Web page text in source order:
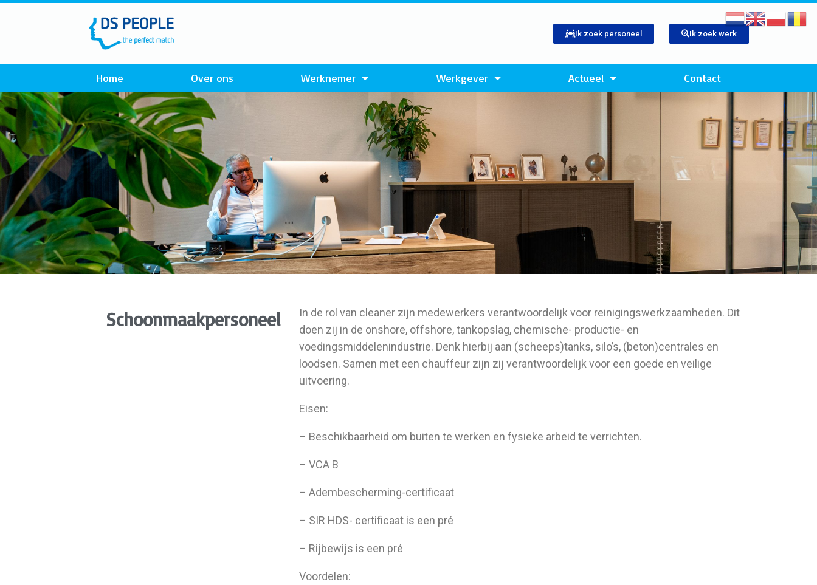
Ik zoek personeel Ik zoek werk
Home Over ons Werknemer Werkgever Actueel Contact
Schoonmaakpersoneel
In de rol van cleaner zijn medewerkers verantwoordelijk voor reinigingswerkzaamheden. Dit
doen zij in de onshore, offshore, tankopslag, chemische- productie- en
voedingsmiddelenindustrie. Denk hierbij aan (scheeps)tanks, silo’s, (beton)centrales en
loodsen. Samen met een chauffeur zijn zij verantwoordelijk voor een goede en veilige
uitvoering.
Eisen:
– Beschikbaarheid om buiten te werken en fysieke arbeid te verrichten.
– VCA B
– Adembescherming-certificaat
– SIR HDS- certificaat is een pré
– Rijbewijs is een pré
Voordelen: